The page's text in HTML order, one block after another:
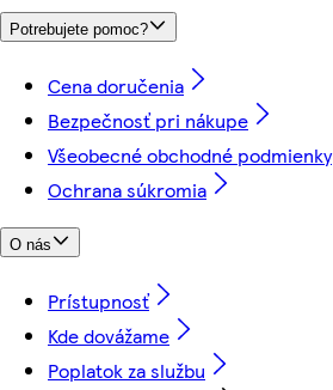
Potrebujete pomoc?
Cena doručenia
Bezpečnosť pri nákupe
Všeobecné obchodné podmienky
Ochrana súkromia
O nás
Prístupnosť
Kde dovážame
Poplatok za službu